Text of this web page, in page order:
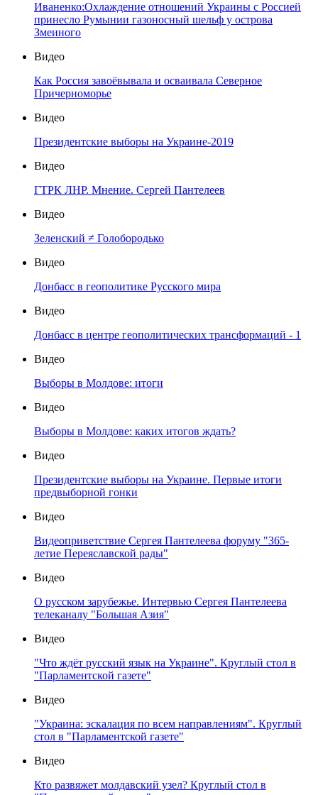
Иваненко:Охлаждение отношений Украины с Россией
принесло Румынии газоносный шельф у острова
Змеиного
Видео
Как Россия завоёвывала и осваивала Северное
Причерноморье
Видео
Президентские выборы на Украине-2019
Видео
ГТРК ЛНР. Мнение. Сергей Пантелеев
Видео
Зеленский ≠ Голобородько
Видео
Донбасс в геополитике Русского мира
Видео
Донбасс в центре геополитических трансформаций - 1
Видео
Выборы в Молдове: итоги
Видео
Выборы в Молдове: каких итогов ждать?
Видео
Президентские выборы на Украине. Первые итоги
предвыборной гонки
Видео
Видеоприветствие Сергея Пантелеева форуму "365-
летие Переяславской рады"
Видео
О русском зарубежье. Интервью Сергея Пантелеева
телеканалу "Большая Азия"
Видео
"Что ждёт русский язык на Украине". Круглый стол в
"Парламентской газете"
Видео
"Украина: эскалация по всем направлениям". Круглый
стол в "Парламентской газете"
Видео
Кто развяжет молдавский узел? Круглый стол в